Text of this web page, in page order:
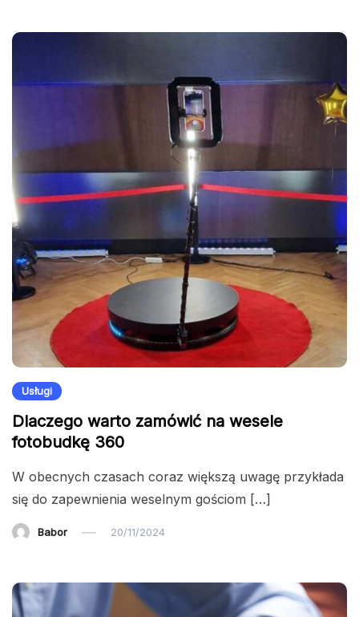
Usługi
Dlaczego warto zamówić na wesele
fotobudkę 360
W obecnych czasach coraz większą uwagę przykłada
się do zapewnienia weselnym gościom […]
Babor 20/11/2024